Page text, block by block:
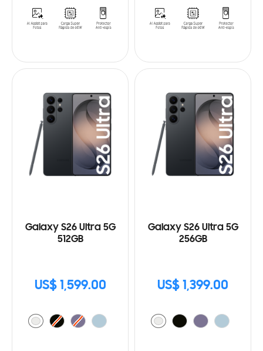
Galaxy S26 Ultra 5G
512GB
US$ 1,599.00
Galaxy S26 Ultra 5G
256GB
US$ 1,399.00